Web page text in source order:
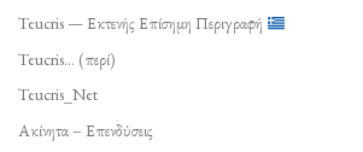
Teucris — Εκτενής Επίσημη Περιγραφή
Teucris… (περί)
Teucris_Net
Ακίνητα – Επενδύσεις